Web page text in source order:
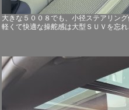
大きな５００８でも、小径ステアリン
軽くて快適な操舵感は大型ＳＵＶを忘